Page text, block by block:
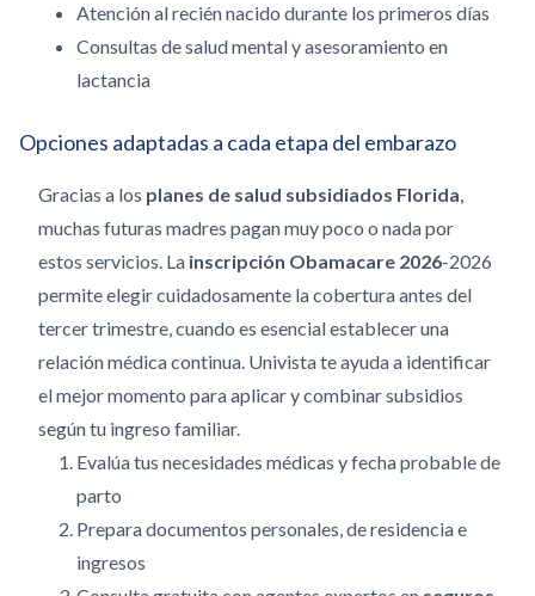
Atención al recién nacido durante los primeros días
Consultas de salud mental y asesoramiento en
lactancia
Opciones adaptadas a cada etapa del embarazo
Gracias a los planes de salud subsidiados Florida,
muchas futuras madres pagan muy poco o nada por
estos servicios. La inscripción Obamacare 2026-2026
permite elegir cuidadosamente la cobertura antes del
tercer trimestre, cuando es esencial establecer una
relación médica continua. Univista te ayuda a identificar
el mejor momento para aplicar y combinar subsidios
según tu ingreso familiar.
Evalúa tus necesidades médicas y fecha probable de
parto
Prepara documentos personales, de residencia e
ingresos